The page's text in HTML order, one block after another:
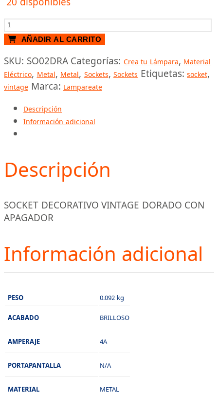
SOCKET
VINTAGE
DORADO
CON
APAGADOR
cantidad
AÑADIR AL CARRITO
SKU: SO02DRA Categorías: Crea tu Lámpara, Material
Eléctrico, Metal, Metal, Sockets, Sockets Etiquetas: socket,
vintage Marca: Lampareate
Descripción
Información adicional
Descripción
SOCKET DECORATIVO VINTAGE DORADO CON
APAGADOR
Información adicional
PESO 0.092 kg
ACABADO BRILLOSO
AMPERAJE 4A
PORTAPANTALLA N/A
MATERIAL METAL